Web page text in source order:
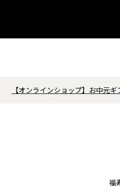
【オンラインショップ】お中元
福